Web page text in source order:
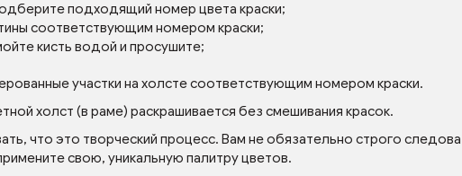
подходящий номер цвета краски;
соответствующим номером краски;
кисть водой и просушите;
участки на холсте соответствующим номером краски.
холст (в раме) раскрашивается без смешивания красок.
что это творческий процесс. Вам не обязательно строго
свою, уникальную палитру цветов.